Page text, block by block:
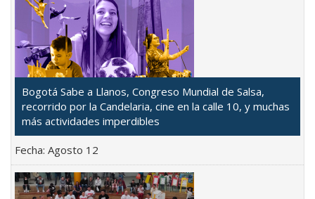
Bogotá Sabe a Llanos, Congreso Mundial de Salsa,
recorrido por la Candelaria, cine en la calle 10, y muchas
más actividades imperdibles
Fecha: Agosto 12